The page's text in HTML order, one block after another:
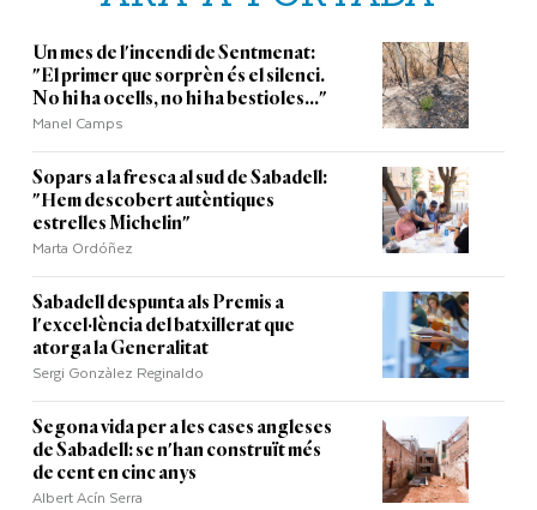
Un mes de l'incendi de Sentmenat:
"El primer que sorprèn és el silenci.
No hi ha ocells, no hi ha bestioles..."
Manel Camps
Sopars a la fresca al sud de Sabadell:
"Hem descobert autèntiques
estrelles Michelin"
Marta Ordóñez
Sabadell despunta als Premis a
l'excel·lència del batxillerat que
atorga la Generalitat
Sergi Gonzàlez Reginaldo
Segona vida per a les cases angleses
de Sabadell: se n'han construït més
de cent en cinc anys
Albert Acín Serra